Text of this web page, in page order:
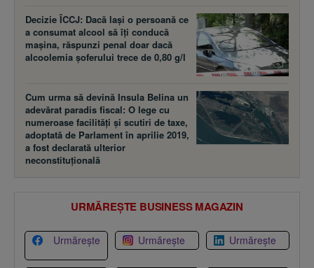
Decizie ÎCCJ: Dacă laşi o persoană ce
a consumat alcool să îţi conducă
maşina, răspunzi penal doar dacă
alcoolemia şoferului trece de 0,80 g/l
Cum urma să devină Insula Belina un
adevărat paradis fiscal: O lege cu
numeroase facilităţi şi scutiri de taxe,
adoptată de Parlament în aprilie 2019,
a fost declarată ulterior
neconstituţională
URMĂREȘTE BUSINESS MAGAZIN
Urmărește Urmărește Urmărește